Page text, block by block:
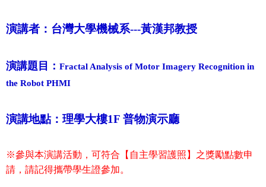
演講者：台灣大學機械系---黃漢邦教授
演講題目： Fractal Analysis of Motor Imagery Recognition in
the Robot PHMI
演講地點：理學大樓1F 普物演示廳
※參與本演講活動，可符合【自主學習護照】之獎勵點數申
請，請記得攜帶學生證參加。